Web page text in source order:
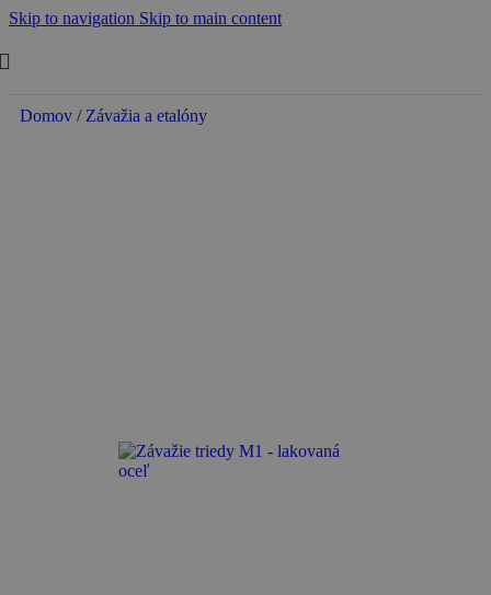
Skip to navigation Skip to main content
Domov / Závažia a etalóny